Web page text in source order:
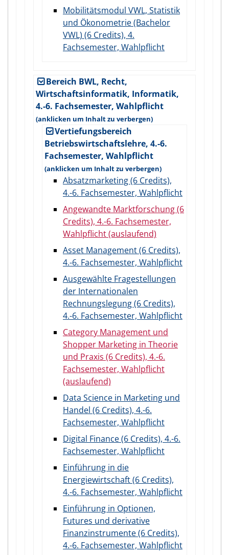
Mobilitätsmodul VWL, Statistik
und Ökonometrie (Bachelor
VWL) (6 Credits), 4.
Fachsemester, Wahlpflicht
Bereich BWL, Recht,
Wirtschaftsinformatik, Informatik,
4.-6. Fachsemester, Wahlpflicht
Vertiefungsbereich
Betriebswirtschaftslehre, 4.-6.
Fachsemester, Wahlpflicht
Absatzmarketing (6 Credits),
4.-6. Fachsemester, Wahlpflicht
Angewandte Marktforschung (6
Credits), 4.-6. Fachsemester,
Wahlpflicht (auslaufend)
Asset Management (6 Credits),
4.-6. Fachsemester, Wahlpflicht
Ausgewählte Fragestellungen
der Internationalen
Rechnungslegung (6 Credits),
4.-6. Fachsemester, Wahlpflicht
Category Management und
Shopper Marketing in Theorie
und Praxis (6 Credits), 4.-6.
Fachsemester, Wahlpflicht
(auslaufend)
Data Science in Marketing und
Handel (6 Credits), 4.-6.
Fachsemester, Wahlpflicht
Digital Finance (6 Credits), 4.-6.
Fachsemester, Wahlpflicht
Einführung in die
Energiewirtschaft (6 Credits),
4.-6. Fachsemester, Wahlpflicht
Einführung in Optionen,
Futures und derivative
Finanzinstrumente (6 Credits),
4.-6. Fachsemester, Wahlpflicht